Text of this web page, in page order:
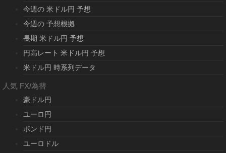
今週の 米ドル円 予想
今週の 予想根拠
長期 米ドル円 予想
円高レート 米ドル円 予想
米ドル円 時系列データ
人気 FX/為替
豪ドル円
ユーロ円
ポンド円
ユーロドル